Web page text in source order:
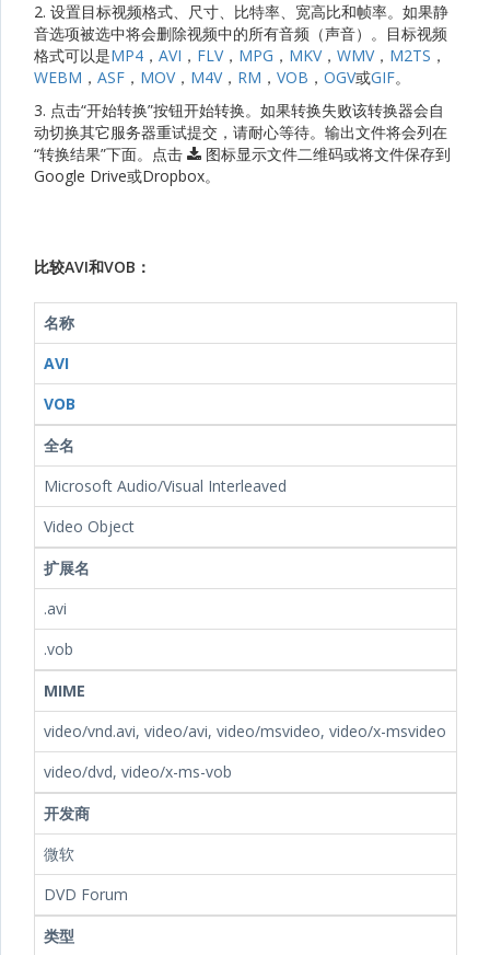
2. 设置目标视频格式、尺寸、比特率、宽高比和帧率。如果静
音选项被选中将会删除视频中的所有音频（声音）。目标视频
格式可以是MP4 ， AVI ， FLV， MPG ， MKV， WMV， M2TS ，
WEBM ， ASF ， MOV， M4V， RM ， VOB ， OGV或GIF。
3. 点击“开始转换”按钮开始转换。如果转换失败该转换器会自
动切换其它服务器重试提交，请耐心等待。输出文件将会列在
“转换结果”下面。点击
图标显示文件二维码或将文件保存到
Google Drive或Dropbox。
比较AVI和VOB：
名称
AVI
VOB
全名
Microsoft Audio/Visual Interleaved
Video Object
扩展名
.avi
.vob
MIME
video/vnd.avi, video/avi, video/msvideo, video/x-msvideo
video/dvd, video/x-ms-vob
开发商
微软
DVD Forum
类型